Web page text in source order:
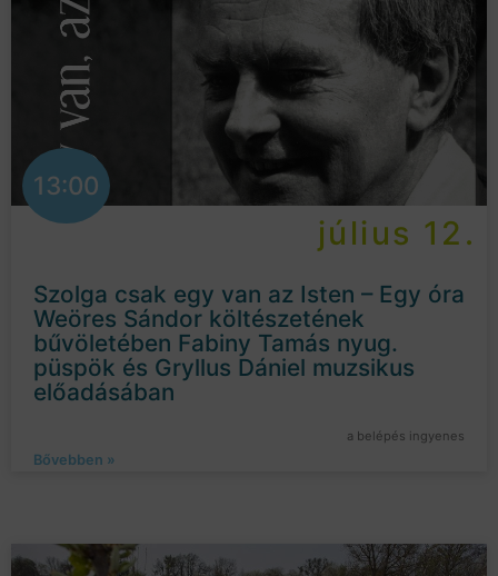
13:00
július 12.
Szolga csak egy van az Isten – Egy óra
Weöres Sándor költészetének
bűvöletében Fabiny Tamás nyug.
püspök és Gryllus Dániel muzsikus
előadásában
a belépés ingyenes
Bővebben »